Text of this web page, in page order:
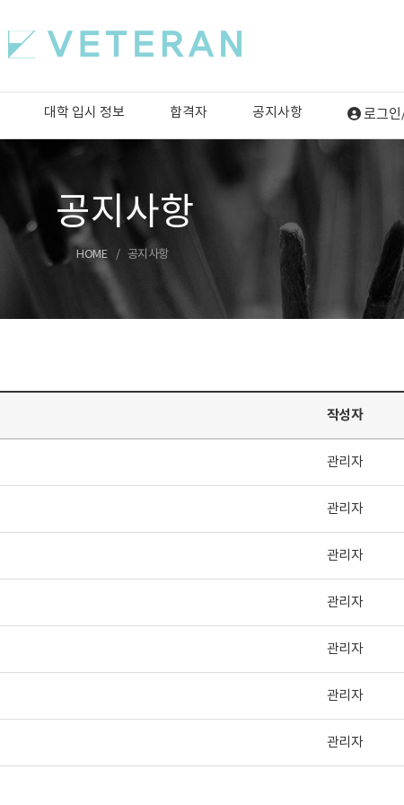
대학 입시 정보 합격자 공지사항
공지사항
HOME 공지사항
작성자
관리자
관리자
관리자
관리자
관리자
관리자
관리자